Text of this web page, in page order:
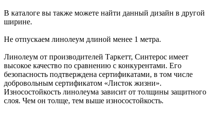
В каталоге вы также можете найти данный дизайн в другой
ширине.
Не отпускаем линолеум длиной менее 1 метра.
Линолеум от производителей Таркетт, Синтерос имеет
высокое качество по сравнению с конкурентами. Его
безопасность подтверждена сертификатами, в том числе
добровольным сертификатом «Листок жизни».
Износостойкость линолеума зависит от толщины защитного
слоя. Чем он толще, тем выше износостойкость.